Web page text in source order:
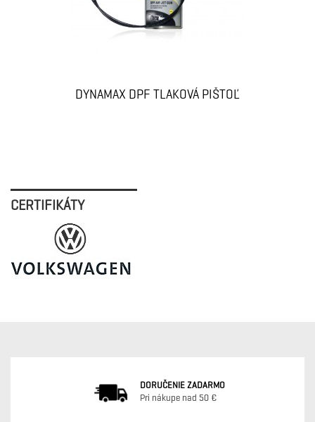
DYNAMAX DPF TLAKOVÁ PIŠTOĽ
CERTIFIKÁTY
DORUČENIE ZADARMO
Pri nákupe nad 50 €